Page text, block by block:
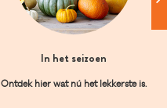
In het seizoen
Ontdek hier wat nú het lekkerste is.